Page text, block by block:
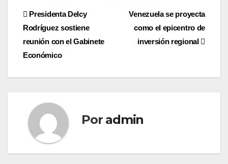
Navegación
de
entradas
Venezuela se proyecta
como el epicentro de
inversión regional
Presidenta Delcy
Rodríguez sostiene
reunión con el Gabinete
Económico
Por admin